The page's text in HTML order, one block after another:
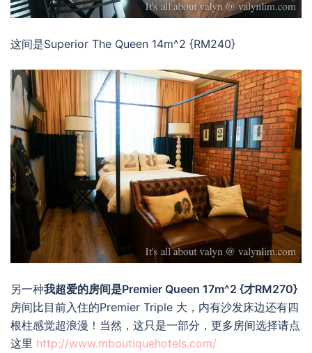
这间是Superior The Queen 14m^2 {RM240}
另一种我超爱的房间是Premier Queen 17m^2 {才RM270}
房间比目前入住的Premier Triple 大，内有沙发床边还有四
根柱感觉超浪漫！当然，这只是一部分，更多房间选择请点
这里 http://www.mboutiquehotels.com/